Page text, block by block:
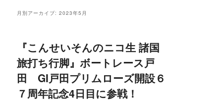
月別アーカイブ:2023年5月
『こんせいそんのニコ生 諸国
旅打ち行脚』ボートレース戸
田 GI戸田プリムローズ開設６
７周年記念4日目に参戦！